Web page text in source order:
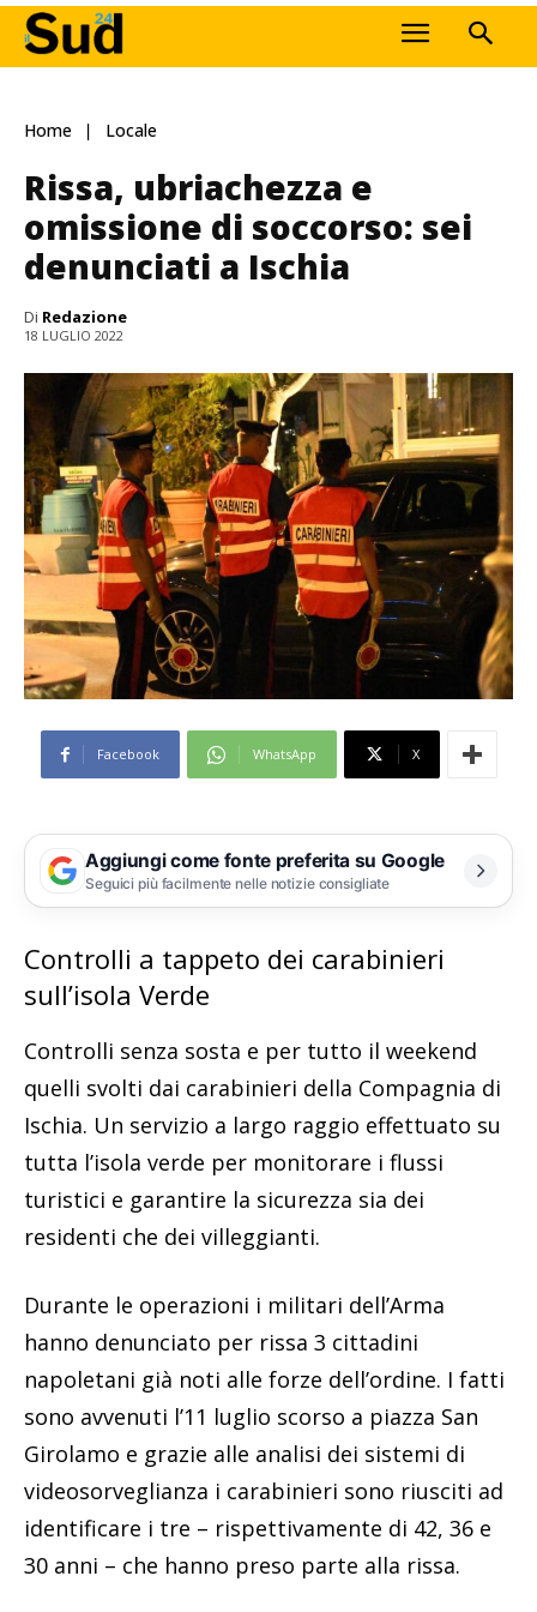
Home Locale
Rissa, ubriachezza e
omissione di soccorso: sei
denunciati a Ischia
Di Redazione
18 LUGLIO 2022
Facebook WhatsApp X
Aggiungi come fonte preferita su Google
Seguici più facilmente nelle notizie consigliate
Controlli a tappeto dei carabinieri
sull’isola Verde
Controlli senza sosta e per tutto il weekend
quelli svolti dai carabinieri della Compagnia di
Ischia. Un servizio a largo raggio effettuato su
tutta l’isola verde per monitorare i flussi
turistici e garantire la sicurezza sia dei
residenti che dei villeggianti.
Durante le operazioni i militari dell’Arma
hanno denunciato per rissa 3 cittadini
napoletani già noti alle forze dell’ordine. I fatti
sono avvenuti l’11 luglio scorso a piazza San
Girolamo e grazie alle analisi dei sistemi di
videosorveglianza i carabinieri sono riusciti ad
identificare i tre – rispettivamente di 42, 36 e
30 anni – che hanno preso parte alla rissa.